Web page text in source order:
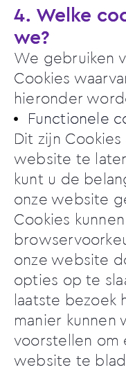
4. Welke
we?
We gebruiken
Cookies
hieronder
Functionele
Dit zijn
website te
kunt u de
onze website
Cookies
onze website
opties op te
laatste bezoek
manier kunnen
voorstellen om
website te